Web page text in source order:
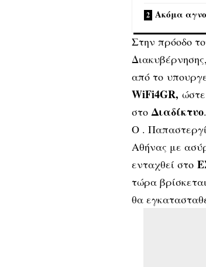
Ακόμα
Στην πρόοδο
Διακυβέρνησης
από το
WiFi4GR,
στοΔιαδίκτυο.
Ο .
Αθήνας με
ενταχθεί στο
τώρα
θα